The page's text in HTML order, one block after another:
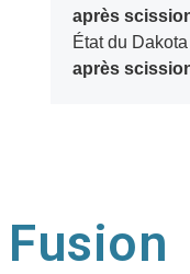
après
État du
après
Fusion